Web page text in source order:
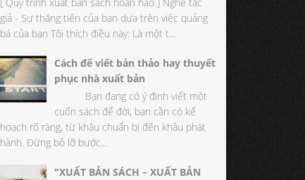
[ Quy trình xuất bản sách hoàn hảo ] Nghề tác
giả - Sự thăng tiến của bạn dựa trên việc quảng
bá của bạn Tôi thích điều này: Là một t...
Cách để viết bản thảo hay thuyết
phục nhà xuất bản
Bạn đang có ý định viết một
cuốn sách để đời, bạn cần có kế
hoạch rõ ràng, từ khâu chuẩn bị đến khâu phát
hành. Đừng bỏ lỡ bước...
"XUẤT BẢN SÁCH – XUẤT BẢN